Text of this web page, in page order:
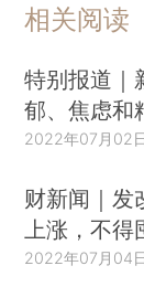
相关阅读
特别报道｜
郁、焦虑和
2022年07月02
财新闻｜发
上涨，不得
2022年07月04